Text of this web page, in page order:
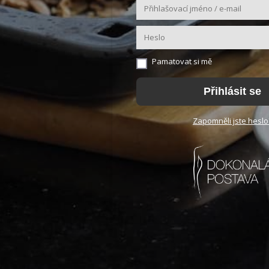
Pamatovat si mě
Přihlásit se
Zapomněli jste